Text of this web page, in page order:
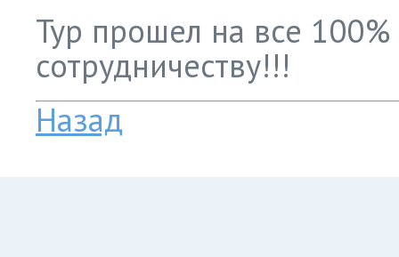
Тур прошел на все
сотрудничеству!!!
Назад